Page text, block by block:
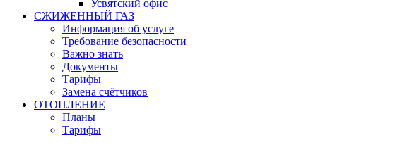
Усвятский офис
СЖИЖЕННЫЙ ГАЗ
Информация об услуге
Требование безопасности
Важно знать
Документы
Тарифы
Замена счётчиков
ОТОПЛЕНИЕ
Планы
Тарифы